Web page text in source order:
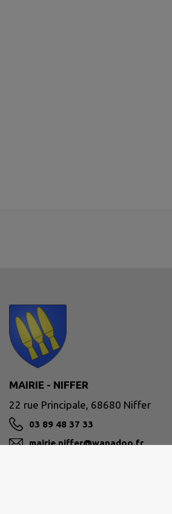
MAIRIE - NIFFER
22 rue Principale, 68680 Niffer
03 89 48 37 33
mairie.niffer@wanadoo.fr